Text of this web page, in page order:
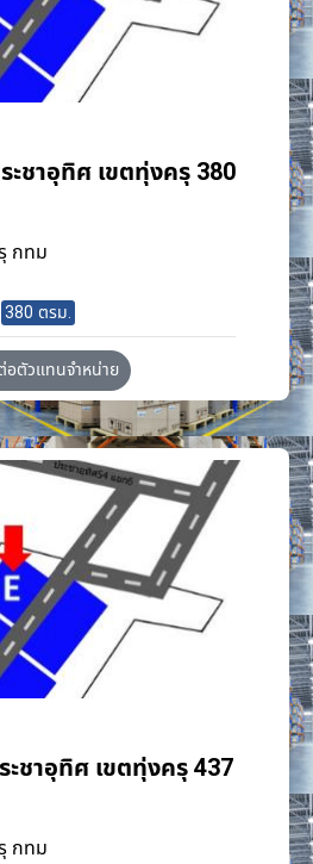
ะชาอุทิศ เขตทุ่งครุ 380
กทม
380 ตรม.
อตัวแทนจำหน่าย
ะชาอุทิศ เขตทุ่งครุ 437
กทม